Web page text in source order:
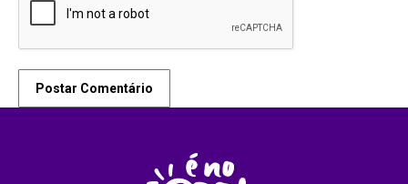
Postar Comentário